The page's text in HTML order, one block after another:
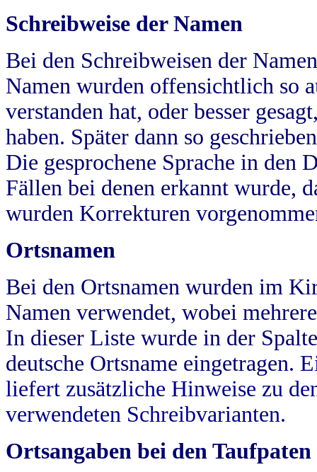
Schreibweise der Namen
Bei den Schreibweisen der
Namen wurden offensichtlich so
verstanden hat, oder besser
haben. Später dann so
Die gesprochene Sprache in
Fällen bei denen erkannt wurde,
wurden Korrekturen
Ortsnamen
Bei den Ortsnamen wurden im
Namen verwendet, wobei
In dieser Liste wurde in der
deutsche Ortsname eingetragen.
liefert zusätzliche Hinweise zu
verwendeten Schreibvarianten.
Ortsangaben bei den Taufpaten